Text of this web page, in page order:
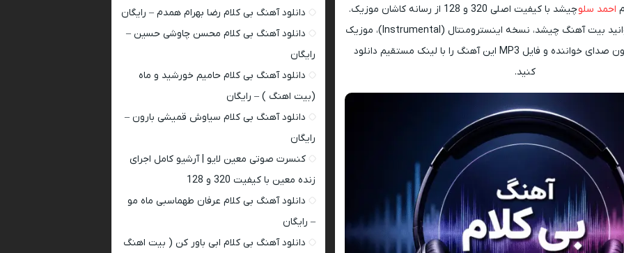
احمد سلو
چیشد با کیفیت اصلی 320 و 128 از رسانه کاشان موزیک.
در این صفحه می توانید بیت آهنگ چیشد، نسخه اینسترومنتال (Instrumental)، موزیک
بی کلام، نسخه بدون صدای خواننده و فایل MP3 این آهنگ را با لینک مستقیم دانلود
کنید.
دانلود آهنگ بی کلام رضا بهرام همدم – رایگان
دانلود آهنگ بی کلام محسن چاوشی حسین –
رایگان
دانلود آهنگ بی کلام حامیم خورشید و ماه
(بیت اهنگ ) – رایگان
دانلود آهنگ بی کلام سیاوش قمیشی بارون –
رایگان
کنسرت صوتی معین لایو | آرشیو کامل اجرای
زنده معین با کیفیت 320 و 128
دانلود آهنگ بی کلام عرفان طهماسبی ماه مو
– رایگان
دانلود آهنگ بی کلام ابی باور کن ( بیت اهنگ